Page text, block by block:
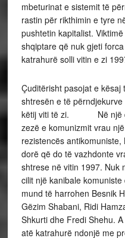
mbeturinat e sistemit të
rastin për rikthimin e tyre
pushtetin kapitalist.
shqiptare që nuk gjeti
katrahurë solli vitin e zi
Çuditërisht pasojat e
shtresën e të
këtij viti të zi. Në një
zezë e komunizmit vrau
rezistencës
dorë që do të vazhdonte
shtrese në vitin 1997. Nuk
cilit një kanibale
mund të harrohen Besnik
Gëzim Shabani, Ridi
Shkurti dhe Fredi Shehu.
atë katrahurë ndonjë me